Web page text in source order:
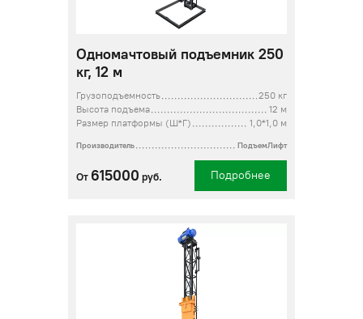
Одномачтовый подъемник 250
кг, 12 м
Грузоподъемность
250 кг
Высота подъема
12 м
Размер платформы (Ш*Г)
1,0*1,0 м
Производитель ПодъемЛифт
От 615000 руб. Подробнее